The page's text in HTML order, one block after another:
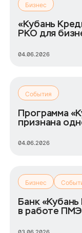
Бизнес
«Кубань
РКО для
04.06.2026
События
Программа
признана
04.06.2026
Бизнес
Банк
в работе